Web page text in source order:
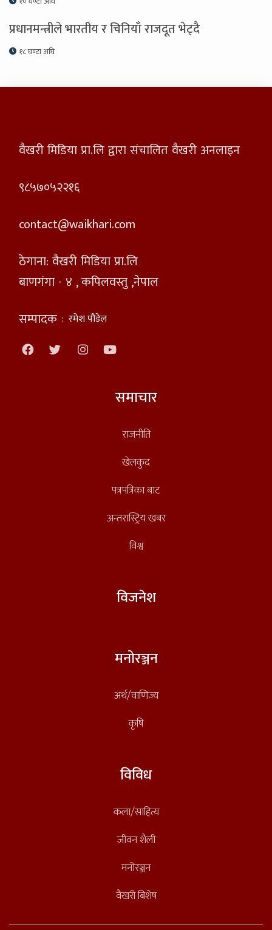
प्रधानमन्त्रीले भारतीय र चिनियाँ राजदूत भेट्दै
१८ घण्टा अघि
वैखरी मिडिया प्रा.लि द्वारा संचालित वैखरी अनलाइन
९८५७०५२२१६
contact@waikhari.com
ठेगाना: वैखरी मिडिया प्रा.लि
बाणगंगा - ४ , कपिलवस्तु ,नेपाल
सम्पादक : रमेश पौडेल
समाचार
राजनीति
खेलकुद
पत्रपत्रिका बाट
अन्तरास्ट्रिय खबर
विश्व
विजनेश
मनोरञ्जन
अर्थ/वाणिज्य
कृषि
विविध
कला/साहित्य
जीवन शैली
मनोरञ्जन
वैखरी बिशेष